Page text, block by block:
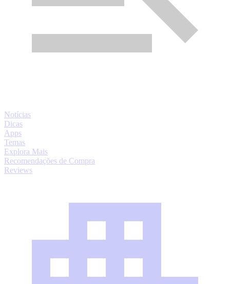
Notícias
Dicas
Apps
Temas
Explora Mais
Recomendações de Compra
Reviews